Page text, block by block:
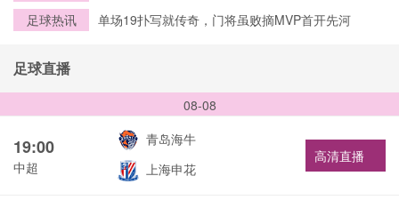
足球热讯 单场19扑写就传奇，门将虽败摘MVP首开先河
足球直播
08-08
19:00
中超
青岛海牛
上海申花
高清直播